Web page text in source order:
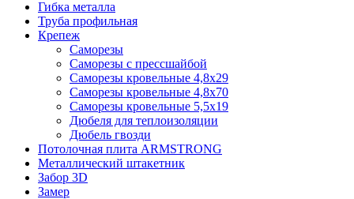
Гибка металла
Труба профильная
Крепеж
Саморезы
Саморезы с прессшайбой
Саморезы кровельные 4,8х29
Саморезы кровельные 4,8х70
Саморезы кровельные 5,5х19
Дюбеля для теплоизоляции
Дюбель гвозди
Потолочная плита ARMSTRONG
Металлический штакетник
Забор 3D
Замер